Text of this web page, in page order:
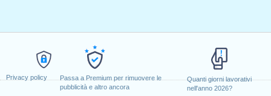
Privacy policy
Passa a Premium per rimuovere le
pubblicità e altro ancora
Quanti giorni lavorativi
nell'anno 2026?